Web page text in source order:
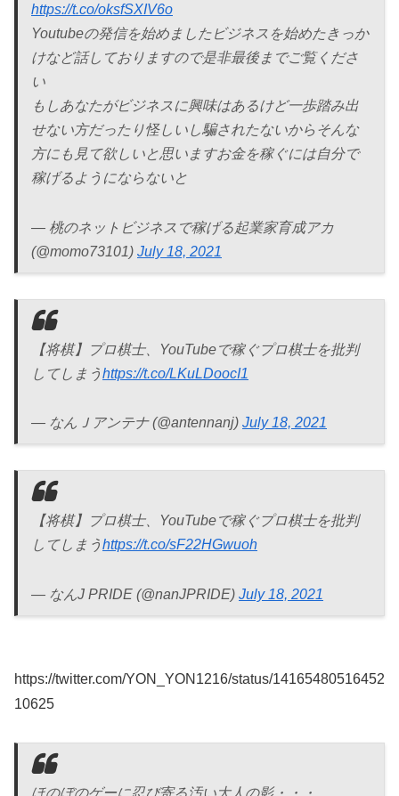
https://t.co/oksfSXIV6o
Youtubeの発信を始めましたビジネスを始めたきっか
けなど話しておりますので是非最後までご覧くださ
い
もしあなたがビジネスに興味はあるけど一歩踏み出
せない方だったり怪しいし騙されたないからそんな
方にも見て欲しいと思いますお金を稼ぐには自分で
稼げるようにならないと
— 桃のネットビジネスで稼げる起業家育成アカ
(@momo73101) July 18, 2021
【将棋】プロ棋士、YouTubeで稼ぐプロ棋士を批判
してしまうhttps://t.co/LKuLDoocI1
— なんＪアンテナ (@antennanj) July 18, 2021
【将棋】プロ棋士、YouTubeで稼ぐプロ棋士を批判
してしまうhttps://t.co/sF22HGwuoh
— なんJ PRIDE (@nanJPRIDE) July 18, 2021
https://twitter.com/YON_YON1216/status/14165480516452
10625
ほのぼのゲーに忍び寄る汚い大人の影・・・